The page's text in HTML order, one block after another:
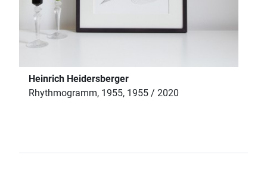
Heinrich Heidersberger
Rhythmogramm, 1955, 1955 / 2020